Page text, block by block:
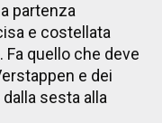
partenza
e costellata
quello che deve
e dei
sesta alla